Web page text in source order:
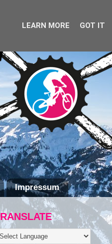
Impressum
LEARN MORE GOT IT